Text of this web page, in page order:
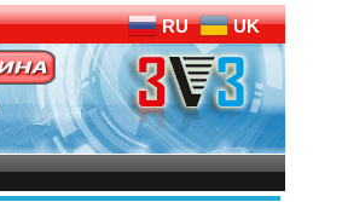
RU UK